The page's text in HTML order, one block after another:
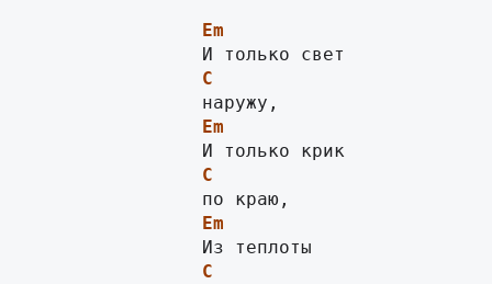
Em
C
Em
C
Em
C